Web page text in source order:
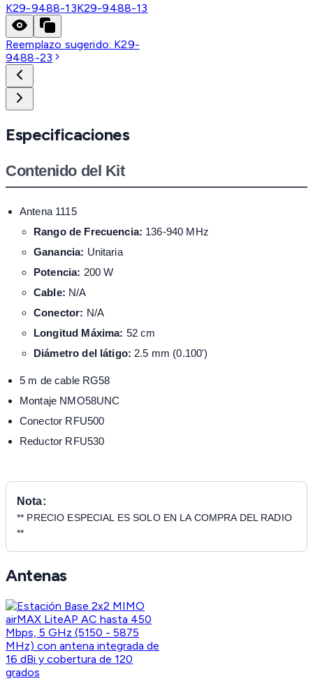
K29-9488-13K29-9488-13
Reemplazo sugerido: K29-
9488-23
Especificaciones
Contenido del Kit
Antena 1115
Rango de Frecuencia: 136-940 MHz
Ganancia: Unitaria
Potencia: 200 W
Cable: N/A
Conector: N/A
Longitud Máxima: 52 cm
Diámetro del látigo: 2.5 mm (0.100')
5 m de cable RG58
Montaje NMO58UNC
Conector RFU500
Reductor RFU530
Nota:
** PRECIO ESPECIAL ES SOLO EN LA COMPRA DEL RADIO
**
Antenas